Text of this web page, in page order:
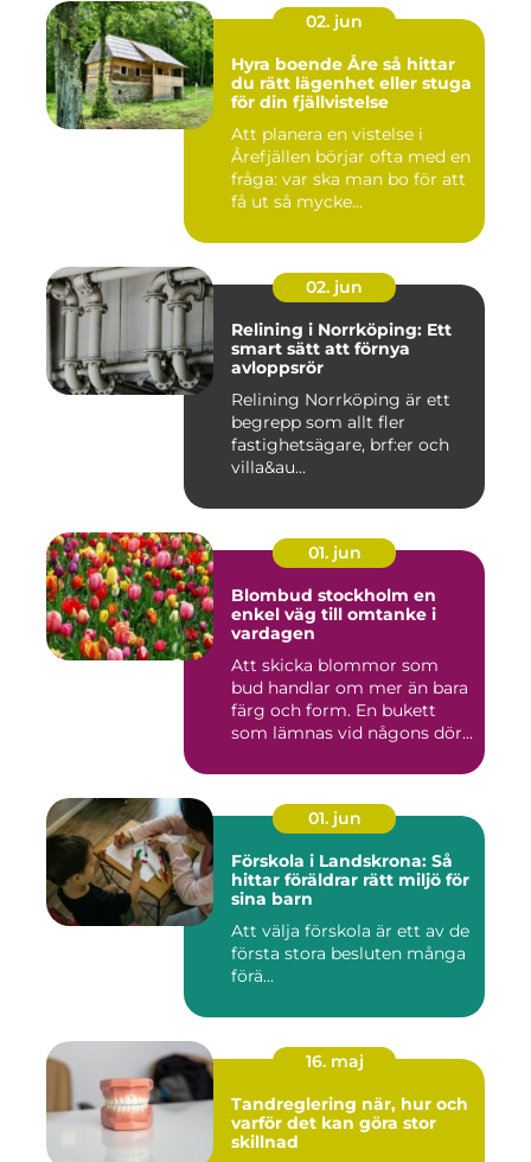
02. jun
Hyra boende Åre så hittar
du rätt lägenhet eller stuga
för din fjällvistelse
Att planera en vistelse i
Årefjällen börjar ofta med en
fråga: var ska man bo för att
få ut så mycke...
02. jun
Relining i Norrköping: Ett
smart sätt att förnya
avloppsrör
Relining Norrköping är ett
begrepp som allt fler
fastighetsägare, brf:er och
villa&au...
01. jun
Blombud stockholm en
enkel väg till omtanke i
vardagen
Att skicka blommor som
bud handlar om mer än bara
färg och form. En bukett
som lämnas vid någons dör...
01. jun
Förskola i Landskrona: Så
hittar föräldrar rätt miljö för
sina barn
Att välja förskola är ett av de
första stora besluten många
förä...
16. maj
Tandreglering när, hur och
varför det kan göra stor
skillnad